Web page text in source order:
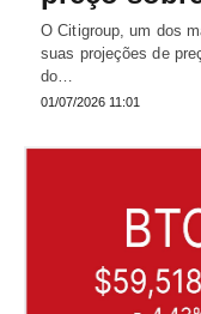
O Citigroup, um dos
suas projeções de
do…
01/07/2026 11:01